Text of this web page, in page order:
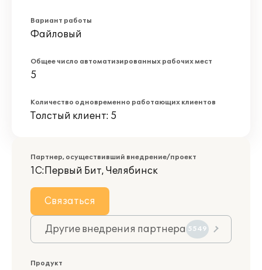
Вариант работы
Файловый
Общее число автоматизированных рабочих мест
5
Количество одновременно работающих клиентов
Толстый клиент: 5
Партнер, осуществивший внедрение/проект
1С:Первый Бит, Челябинск
Связаться
Другие внедрения партнера 5549
Продукт